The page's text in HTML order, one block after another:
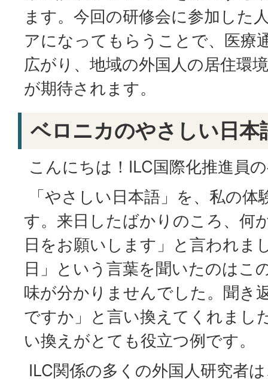
ます。今回の研修会に参加した
アになってもらうことで、医療
広がり、地域の外国人の居住環
が期待されます。
ベロニカのやさしい日本
こんにちは！ILC国際化推進員
「やさしい日本語」を、私の
す。来日したばかりのころ、何
日をお願いします」と言われま
日」という言葉を聞いたのはこ
味が分かりませんでした。聞き
ですか」と言い換えてくれまし
い換えがとても役立つ例です。
ILC関係の多くの外国人研究者